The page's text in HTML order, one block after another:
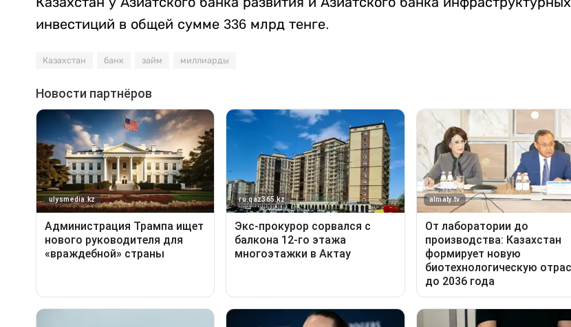
инвестиций в общей сумме 336 млрд тенге.
Казахстан банк займ миллиарды